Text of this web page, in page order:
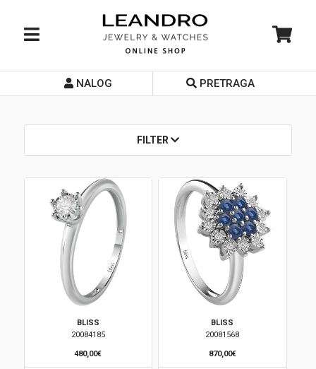
Početna
Prodavnice
Kontakt
Loyalty Club
NALOG PRETRAGA
FILTER
BLISS
20084185
480,00€
BLISS
20081568
870,00€